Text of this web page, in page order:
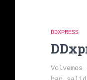
DDXPRESS